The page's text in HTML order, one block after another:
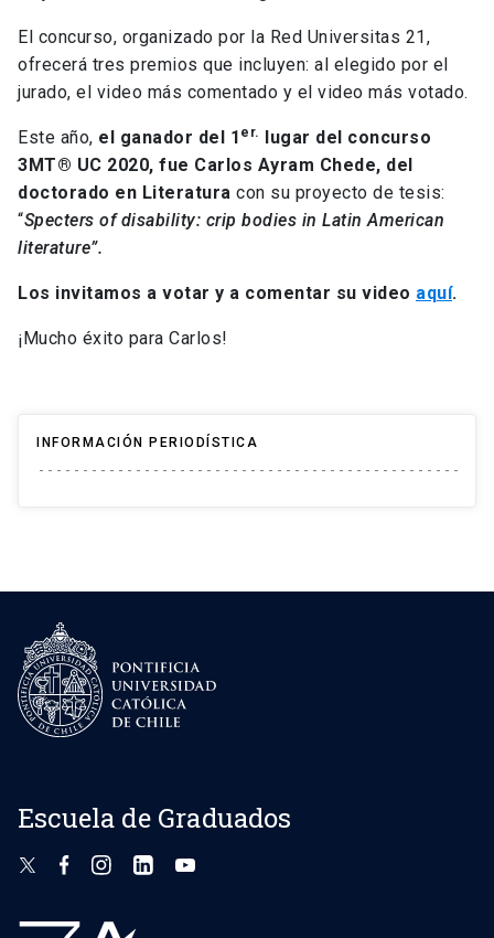
El concurso, organizado por la Red Universitas 21,
ofrecerá tres premios que incluyen: al elegido por el
jurado, el video más comentado y el video más votado.
Este año, el ganador del 1 er.
lugar del concurso
3MT® UC 2020, fue Carlos Ayram Chede, del
doctorado en Literatura con su proyecto de tesis:
“Specters of disability: crip bodies in Latin American
literature”.
Los invitamos a votar y a comentar su video aquí.
¡Mucho éxito para Carlos!
INFORMACIÓN PERIODÍSTICA
Escuela de Graduados